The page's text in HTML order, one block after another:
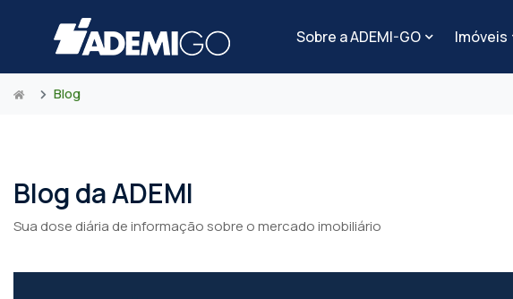
Sobre a ADEMI-GO Imóveis
Blog
Blog da ADEMI
Sua dose diária de informação sobre o mercado imobiliário